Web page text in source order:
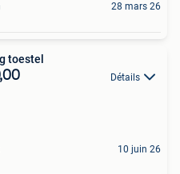
28 mars 26
toestel
Détails
10 juin 26